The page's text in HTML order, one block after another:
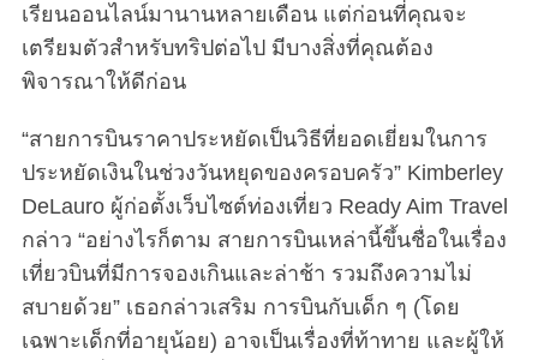
เรียนออนไลน์มานานหลายเดือน แต่ก่อนที่คุณจะ
เตรียมตัวสำหรับทริปต่อไป มีบางสิ่งที่คุณต้อง
พิจารณาให้ดีก่อน
“สายการบินราคาประหยัดเป็นวิธีที่ยอดเยี่ยมในการ
ประหยัดเงินในช่วงวันหยุดของครอบครัว” Kimberley
DeLauro ผู้ก่อตั้งเว็บไซต์ท่องเที่ยว Ready Aim Travel
กล่าว “อย่างไรก็ตาม สายการบินเหล่านี้ขึ้นชื่อในเรื่อง
เที่ยวบินที่มีการจองเกินและล่าช้า รวมถึงความไม่
สบายด้วย” เธอกล่าวเสริม การบินกับเด็ก ๆ (โดย
เฉพาะเด็กที่อายุน้อย) อาจเป็นเรื่องที่ท้าทาย และผู้ให้